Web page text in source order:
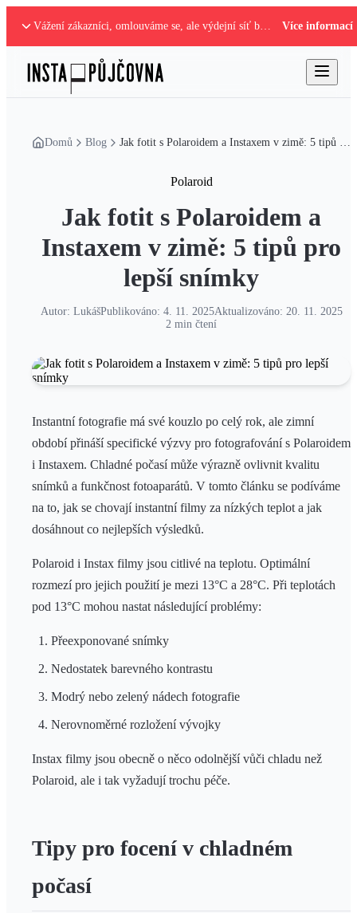
Vážení zákazníci, omlouváme se, ale výdejní síť boxů je mimo provoz. Nastalou situaci řešíme. Více informací
Domů Blog Jak fotit s Polaroidem a Instaxem v zimě: 5 tipů pro lepší snímky
Polaroid
Jak fotit s Polaroidem a
Instaxem v zimě: 5 tipů pro
lepší snímky
Autor: LukášPublikováno: 4. 11. 2025Aktualizováno: 20. 11. 2025
2 min čtení
Instantní fotografie má své kouzlo po celý rok, ale zimní
období přináší specifické výzvy pro fotografování s Polaroidem
i Instaxem. Chladné počasí může výrazně ovlivnit kvalitu
snímků a funkčnost fotoaparátů. V tomto článku se podíváme
na to, jak se chovají instantní filmy za nízkých teplot a jak
dosáhnout co nejlepších výsledků.
Polaroid i Instax filmy jsou citlivé na teplotu. Optimální
rozmezí pro jejich použití je mezi 13°C a 28°C. Při teplotách
pod 13°C mohou nastat následující problémy:
Přeexponované snímky
Nedostatek barevného kontrastu
Modrý nebo zelený nádech fotografie
Nerovnoměrné rozložení vývojky
Instax filmy jsou obecně o něco odolnější vůči chladu než
Polaroid, ale i tak vyžadují trochu péče.
Tipy pro focení v chladném
počasí